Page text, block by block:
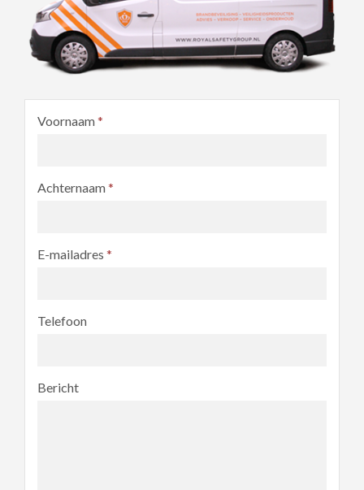
Voornaam*
Achternaam*
E-mailadres *
Telefoon
Bericht